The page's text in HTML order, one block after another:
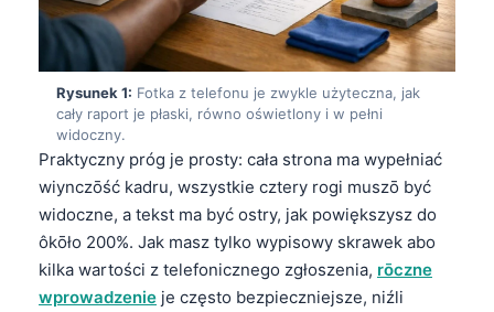
Rysunek 1: Fotka z telefonu je zwykle użyteczna, jak
cały raport je płaski, równo oświetlony i w pełni
widoczny.
Praktyczny próg je prosty: cała strona ma wypełniać
wiynczōść kadru, wszystkie cztery rogi muszō być
widoczne, a tekst ma być ostry, jak powiększysz do
ôkōło 200%. Jak masz tylko wypisowy skrawek abo
kilka wartości z telefonicznego zgłoszenia, rōczne
wprowadzenie je często bezpieczniejsze, niźli